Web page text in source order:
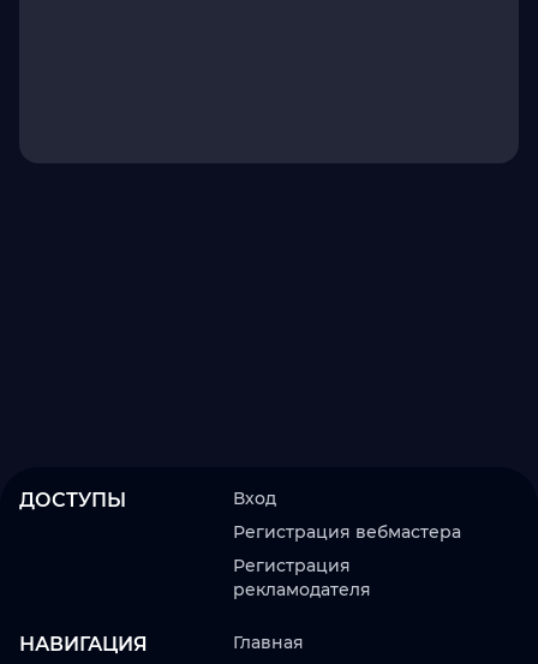
ДОСТУПЫ
Вход
Регистрация вебмастера
Регистрация
рекламодателя
НАВИГАЦИЯ
Главная